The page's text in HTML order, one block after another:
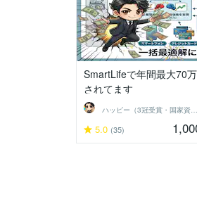
SmartLifeで年間最大70
されてます
ハッピー（3冠受賞・国家資格保有）
5.0 (35)